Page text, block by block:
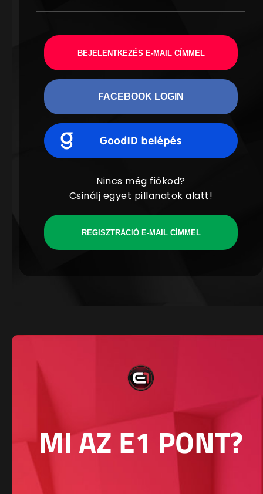
BEJELENTKEZÉS E-MAIL CÍMMEL
FACEBOOK LOGIN
Nincs még fiókod?
Csinálj egyet pillanatok alatt!
REGISZTRÁCIÓ E-MAIL CÍMMEL
MI AZ E1 PONT?